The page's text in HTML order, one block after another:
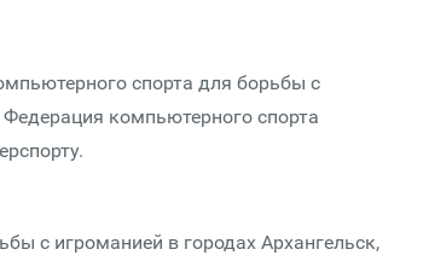
спорта для борьбы с
компьютерного спорта
с игроманией в городах Архангельск,